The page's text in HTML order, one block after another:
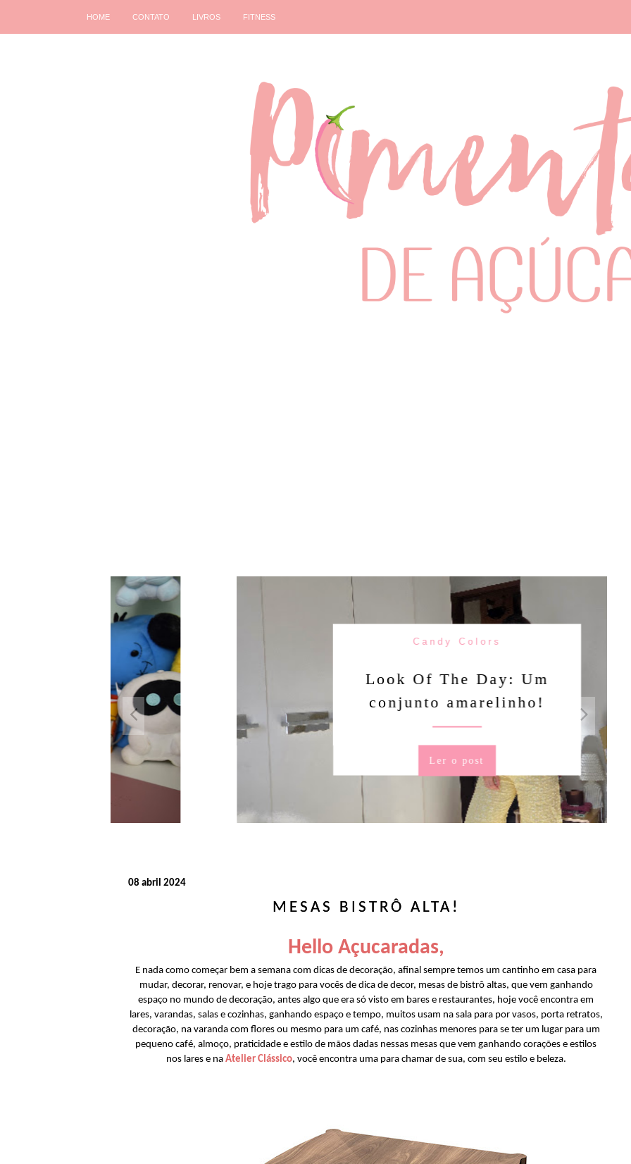
HOME CONTATO LIVROS FITNESS
Look Of The Day: Um
conjunto amarelinho!
08 abril 2024
MESAS BISTRÔ ALTA!
Hello Açucaradas,
E nada como começar bem a semana com dicas de decoração, afinal sempre temos um cantinho em casa para
mudar, decorar, renovar, e hoje trago para vocês de dica de decor, mesas de bistrô altas, que vem ganhando
espaço no mundo de decoração, antes algo que era só visto em bares e restaurantes, hoje você encontra em
lares, varandas, salas e cozinhas, ganhando espaço e tempo, muitos usam na sala para por vasos, porta retratos,
decoração, na varanda com flores ou mesmo para um café, nas cozinhas menores para se ter um lugar para um
pequeno café, almoço, praticidade e estilo de mãos dadas nessas mesas que vem ganhando corações e estilos
nos lares e na Atelier Clássico, você encontra uma para chamar de sua, com seu estilo e beleza.